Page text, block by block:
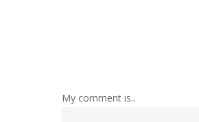
My comment is..